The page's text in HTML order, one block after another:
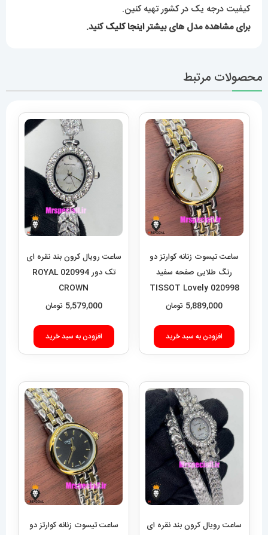
کیفیت درجه یک در کشور تهیه کنین.
برای مشاهده مدل های بیشتراینجا کلیککنید.
محصولات مرتبط
ساعت تیسوت زنانه کوارتز دو
رنگ طلایی صفحه سفید
020998 TISSOT Lovely
5,889,000 تومان
افزودن به سبد خرید
ساعت رویال کرون بند نقره ای
تک دور 020994 ROYAL
CROWN
5,579,000 تومان
افزودن به سبد خرید
ساعت رویال کرون بند نقره ای
ساعت تیسوت زنانه کوارتز دو